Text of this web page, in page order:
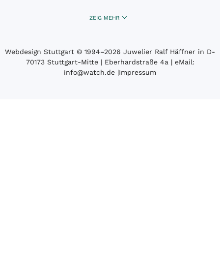
ZEIG MEHR
Webdesign Stuttgart © 1994­–2026 Juwelier Ralf Häffner in D-
70173 Stuttgart-Mitte | Eberhardstraße 4a | eMail:
info@watch.de |Impressum